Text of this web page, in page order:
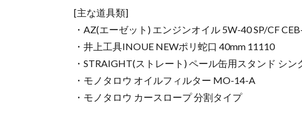
[主な道具類]
・AZ(エーゼット) エンジンオイル 5W-40 SP/CF
・井上工具INOUE NEWポリ蛇口 40mm 11110
・STRAIGHT(ストレート) ペール缶用スタンド シ
・モノタロウ オイルフィルター MO-14-A
・モノタロウ カースロープ 分割タイプ